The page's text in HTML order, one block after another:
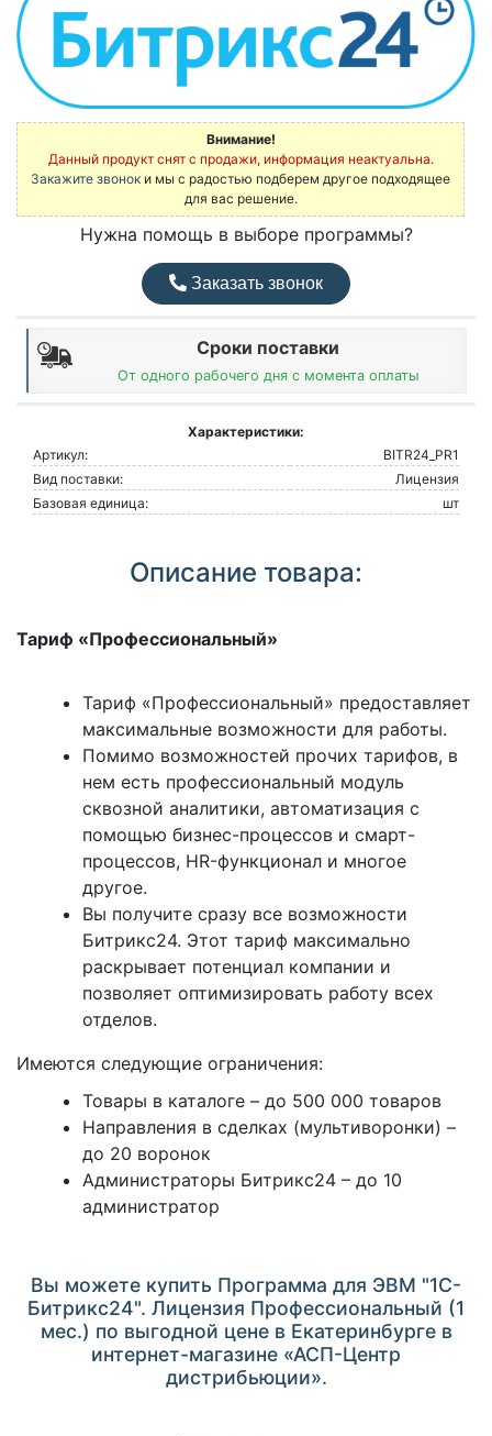
Внимание!
Данный продукт снят с продажи, информация неактуальна.
Закажите звонок и мы с радостью подберем другое подходящее
для вас решение.
Нужна помощь в выборе программы?
Заказать звонок
Сроки поставки
От одного рабочего дня с момента оплаты
Характеристики:
Артикул:
BITR24_PR1
Вид поставки:
Лицензия
Базовая единица:
шт
Описание товара:
Тариф «Профессиональный»
Тариф «Профессиональный» предоставляет
максимальные возможности для работы.
Помимо возможностей прочих тарифов, в
нем есть профессиональный модуль
сквозной аналитики, автоматизация с
помощью бизнес-процессов и смарт-
процессов, HR-функционал и многое
другое.
Вы получите сразу все возможности
Битрикс24. Этот тариф максимально
раскрывает потенциал компании и
позволяет оптимизировать работу всех
отделов.
Имеются следующие ограничения:
Товары в каталоге – до 500 000 товаров
Направления в сделках (мультиворонки) –
до 20 воронок
Администраторы Битрикс24 – до 10
администратор
Вы можете купить Программа для ЭВМ "1С-
Битрикс24". Лицензия Профессиональный (1
мес.) по выгодной цене в Екатеринбурге в
интернет-магазине «АСП-Центр
дистрибьюции».